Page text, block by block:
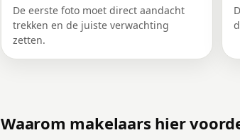
De eerste foto moet direct aandacht
trekken en de juiste verwachting
zetten.
Waarom makelaars hier